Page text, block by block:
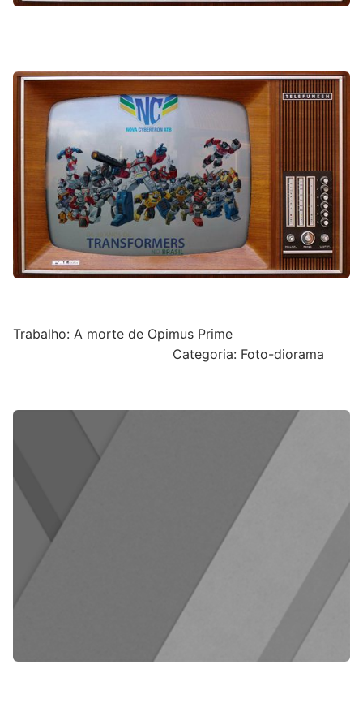
Trabalho: A morte de Opimus Prime
Categoria: Foto-diorama